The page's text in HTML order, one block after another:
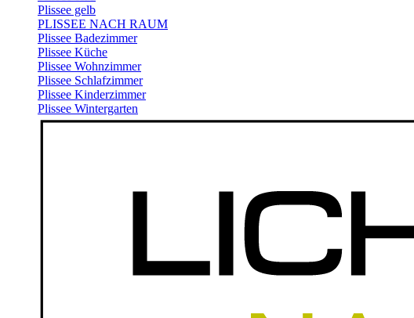
Plissee gelb
PLISSEE NACH RAUM
Plissee Badezimmer
Plissee Küche
Plissee Wohnzimmer
Plissee Schlafzimmer
Plissee Kinderzimmer
Plissee Wintergarten